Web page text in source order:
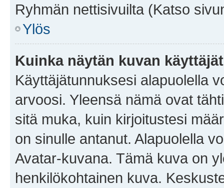
Ryhmän nettisivuilta (Katso
Ylös
Kuinka näytän kuvan
Käyttäjätunnuksesi alapuolella
arvoosi. Yleensä nämä ovat
sitä muka, kuin kirjoitustesi
on sinulle antanut. Alapuolella
Avatar-kuvana. Tämä kuva on
henkilökohtainen kuva.